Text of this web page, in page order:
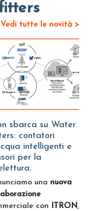
Vedi tutte le novità >
contatori
intelligenti e
per la
una nuova
con ITRON,